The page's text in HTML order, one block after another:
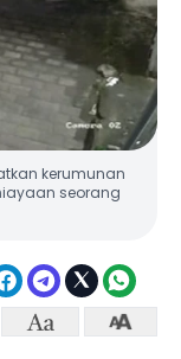
kerumunan
seorang